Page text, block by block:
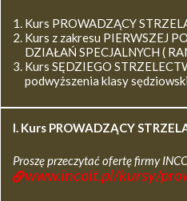
Kurs PROWADZĄCY
Kurs z zakresu PIERWSZEJ
DZIAŁAŃ SPECJALNYCH (
Kurs SĘDZIEGO
podwyższenia klasy
I. Kurs PROWADZĄCY
Proszę przeczytać ofertę firmy
www.incolt.pl/kursy/